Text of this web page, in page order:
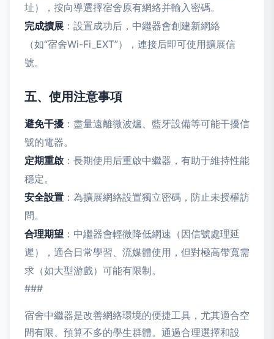
址），按向導選擇宿舍原有網絡并輸入密碼。
完成擴展 ：設置成功后，中繼器會創建新網絡
（如“宿舍Wi-Fi_EXT”），連接后即可使用擴展信
號。
五、使用注意事項
避免干擾 ：盡量遠離微波爐、藍牙設備等可能干擾信
號的電器。
定期重啟 ：長期使用后重啟中繼器，有助于維持性能
穩定。
安全設置 ：為擴展網絡設置獨立密碼，防止未授權訪
問。
合理期望 ：中繼器會輕微降低網速（因信號處理延
遲），適合日常學習、流媒體使用，但對極高帶寬需
求（如大型游戲）可能有限制。
###
宿舍中繼器是改善網絡環境的便捷工具，尤其適合空
間有限、預算不多的學生群體。通過合理選擇和設